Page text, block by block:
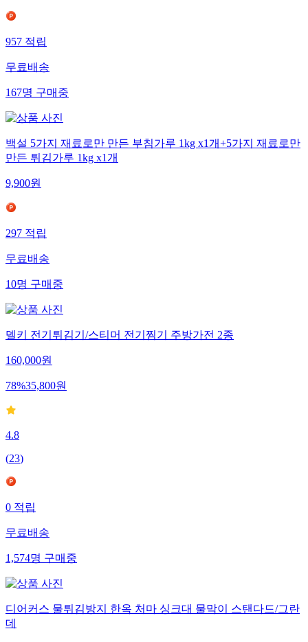
957 적립
무료배송
167명 구매중
백설 5가지 재료로만 만든 부침가루 1kg x1개+5가지 재료로만
만든 튀김가루 1kg x1개
9,900원
297 적립
무료배송
10명 구매중
델키 전기튀김기/스티머 전기찜기 주방가전 2종
160,000원
78%35,800원
4.8
(23)
0 적립
무료배송
1,574명 구매중
디어커스 물튀김방지 한옥 처마 싱크대 물막이 스탠다드/그란
데